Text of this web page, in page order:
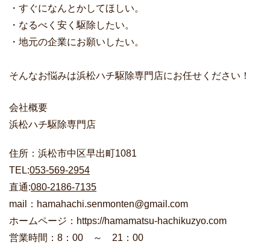
・すぐになんとかしてほしい。
・なるべく安く駆除したい。
・地元の企業にお願いしたい。
そんなお悩みは浜松ハチ駆除専門店にお任せください！
会社概要
浜松ハチ駆除専門店
住所：浜松市中区早出町1081
TEL:053-569-2954
直通:080-2186-7135
mail：hamahachi.senmonten@gmail.com
ホームページ：https://hamamatsu-hachikuzyo.com
営業時間：8：00 ～ 21：00